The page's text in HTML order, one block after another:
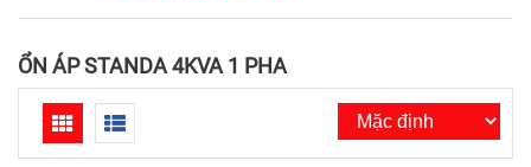
ỔN ÁP STANDA 4KVA 1 PHA